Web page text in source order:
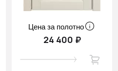
Цена за полотно
24 400 ₽